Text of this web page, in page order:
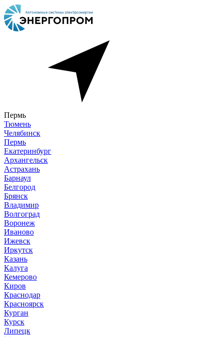
Пермь
Тюмень
Челябинск
Пермь
Екатеринбург
Архангельск
Астрахань
Барнаул
Белгород
Брянск
Владимир
Волгоград
Воронеж
Иваново
Ижевск
Иркутск
Казань
Калуга
Кемерово
Киров
Краснодар
Красноярск
Курган
Курск
Липецк